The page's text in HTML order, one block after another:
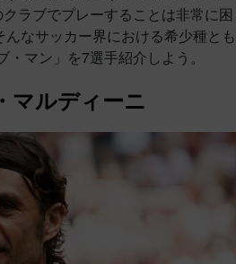
ラブでプレーすることは非常に困
なサッカー界における希少種とも
マン」を7選手紹介しよう。
マルディーニ